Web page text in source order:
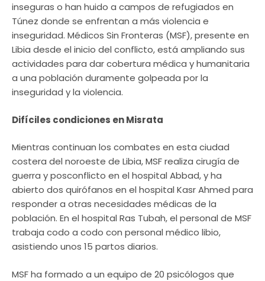
inseguras o han huido a campos de refugiados en
Túnez donde se enfrentan a más violencia e
inseguridad. Médicos Sin Fronteras (MSF), presente en
Libia desde el inicio del conflicto, está ampliando sus
actividades para dar cobertura médica y humanitaria
a una población duramente golpeada por la
inseguridad y la violencia.
Difíciles condiciones en Misrata
Mientras continuan los combates en esta ciudad
costera del noroeste de Libia, MSF realiza cirugía de
guerra y posconflicto en el hospital Abbad, y ha
abierto dos quirófanos en el hospital Kasr Ahmed para
responder a otras necesidades médicas de la
población. En el hospital Ras Tubah, el personal de MSF
trabaja codo a codo con personal médico libio,
asistiendo unos 15 partos diarios.
MSF ha formado a un equipo de 20 psicólogos que